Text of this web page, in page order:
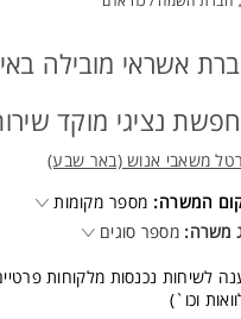
אשראי מובילה
נציגי מוקד
משאבי אנוש (באר שבע)
המשרה: מספר מקומות
משרה: מספר סוגים
לשיחות נכנסות מלקוחות
וכו`)